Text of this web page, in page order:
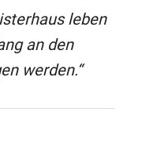
leben
an den
werden.“